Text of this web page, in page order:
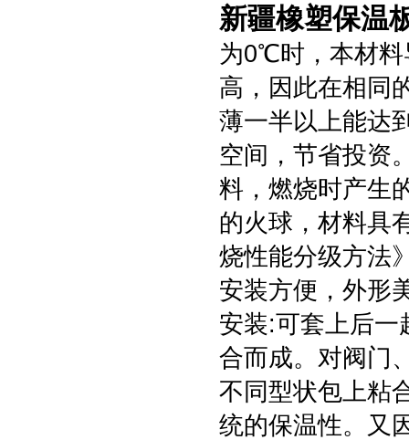
新疆橡塑保温
为0℃时，本材料
高，因此在相同
薄一半以上能达
空间，节省投资
料，燃烧时产生
的火球，材料具
烧性能分级方法
安装方便，外形
安装:可套上后一
合而成。对阀门
不同型状包上粘
统的保温性。又